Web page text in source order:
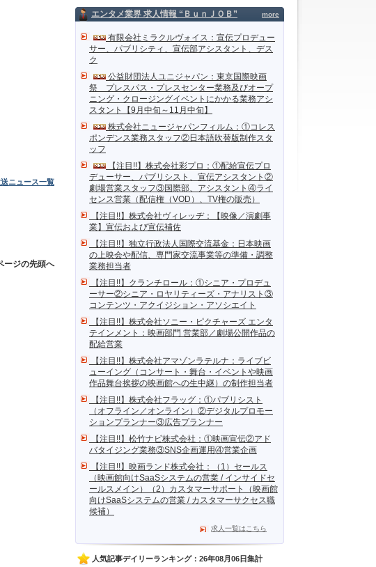
more
エンタメ業界 求人情報 “ＢｕｎＪＯＢ”
有限会社ミラクルヴォイス：宣伝プロデュー
サー、パブリシティ、宣伝部アシスタント、デス
ク
公益財団法人ユニジャパン：東京国際映画
祭 プレスパス・プレスセンター業務及びオープ
ニング・クロージングイベントにかかる業務アシ
スタント【9月中旬～11月中旬】
株式会社ニュージャパンフィルム：①コレス
ポンデンス業務スタッフ②日本語吹替版制作スタ
ッフ
【注目!!】株式会社彩プロ：①配給宣伝プロ
デューサー、パブリシスト、宣伝アシスタント②
劇場営業スタッフ③国際部、アシスタント④ライ
センス営業（配信権（VOD）、TV権の販売）
【注目!!】株式会社ヴィレッヂ：【映像／演劇事
業】宣伝および宣伝補佐
【注目!!】独立行政法人国際交流基金：日本映画
の上映会や配信、専門家交流事業等の準備・調整
業務担当者
【注目!!】クランチロール：①シニア・プロデュ
ーサー②シニア・ロヤリティーズ・アナリスト③
コンテンツ・アクイジション・アソシエイト
【注目!!】株式会社ソニー・ピクチャーズ エンタ
テインメント：映画部門 営業部／劇場公開作品の
配給営業
【注目!!】株式会社アマゾンラテルナ：ライブビ
ューイング（コンサート・舞台・イベントや映画
作品舞台挨拶の映画館への生中継）の制作担当者
【注目!!】株式会社フラッグ：①パブリシスト
（オフライン／オンライン）②デジタルプロモー
ションプランナー③広告プランナー
【注目!!】松竹ナビ株式会社：①映画宣伝②アド
バタイジング業務③SNS企画運用④営業企画
【注目!!】映画ランド株式会社：（1）セールス
（映画館向けSaaSシステムの営業 / インサイドセ
ールスメイン）（2）カスタマーサポート（映画館
向けSaaSシステムの営業 / カスタマーサクセス職
候補）
求人一覧はこちら
人気記事デイリーランキング：26年08月06日集計
ニュース一覧
ージの先頭へ